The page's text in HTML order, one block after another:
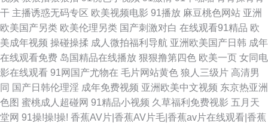
干 主播诱惑无码专区 欧美视频电影 91播放 麻豆桃色网站 亚洲
欧美国产另类 欧美伦理另类 国产刺激对白 在线观看91精品 欧
美成年视频 操碰操揉 成人微拍福利导航 亚洲欧美国产日韩 成年
在线观看免费 岛国精品在线播放 狠狠撸第四色 欧美一页 女同电
影在线观看 91网国产尤物在 毛片网站黄色 狼人三级片 高清男
同 国产日韩伦理淫 成年免费视频 亚洲欧美中文视频 东京热亚洲
色图 蜜桃成人超碰网 91精品小视频 久草福利免费视影 五月天
堂网 91操!操!操! 香蕉AV片|香蕉AV片毛|香蕉av片在线观看|香蕉